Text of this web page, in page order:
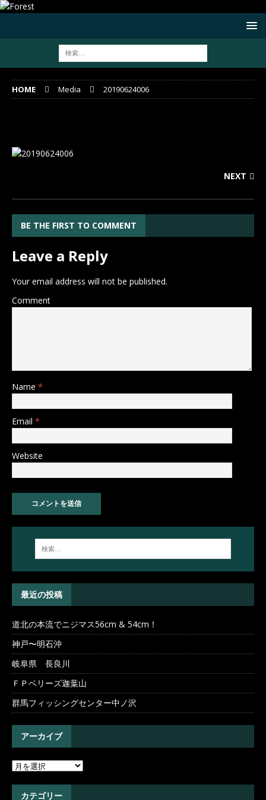
HOME Media 20190624006
NEXT
BE THE FIRST TO COMMENT
Leave a Reply
Your email address will not be published.
Comment
Name *
Email *
Website
最近の投稿
道北の本流でニジマス56cm & 54cm！
神戸〜明石沖
岐阜県 長良川
ＦＰベリーズ迦葉山
群馬フィッシングセンター中ノ沢
アーカイブ
カテゴリー